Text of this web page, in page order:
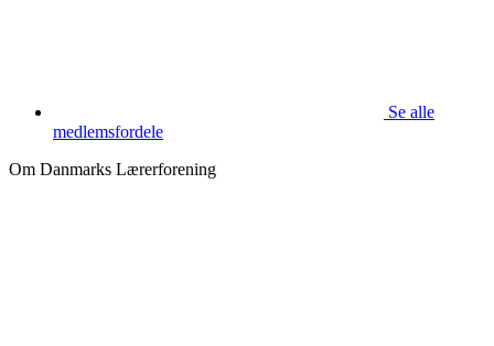
Se alle
medlemsfordele
Om Danmarks Lærerforening